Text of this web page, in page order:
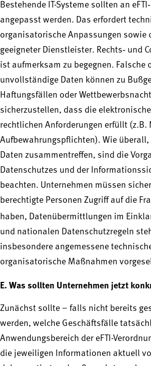
Bestehende IT-Systeme sollten an
angepasst werden. Das erfordert
organisatorische Anpassungen sowie
geeigneter Dienstleister. Rechts‑ und
ist aufmerksam zu begegnen. Falsche
unvollständige Daten können zu
Haftungsfällen oder
sicherzustellen, dass die
rechtlichen Anforderungen erfüllt (z.B.
Aufbewahrungspflichten). Wie überall,
Daten zusammentreffen, sind die
Datenschutzes und der
beachten. Unternehmen müssen
berechtigte Personen Zugriff auf die
haben, Datenübermittlungen im
und nationalen Datenschutzregeln
insbesondere angemessene
organisatorische Maßnahmen
E. Was sollten Unternehmen jetzt
Zunächst sollte – falls nicht bereits
werden, welche Geschäftsfälle
Anwendungsbereich der eFTI-
die jeweiligen Informationen aktuell